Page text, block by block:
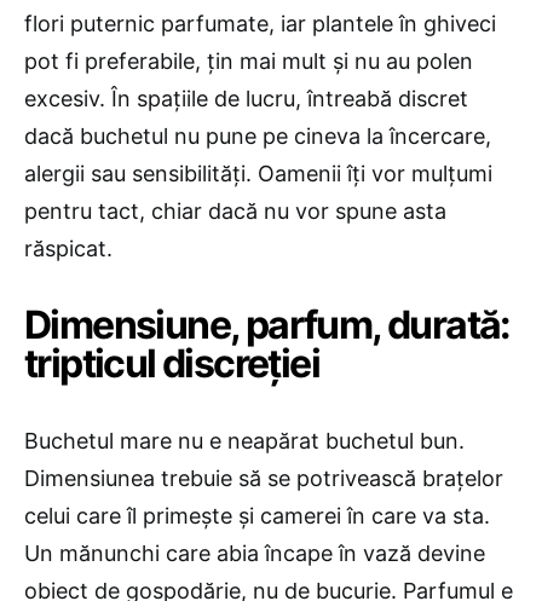
flori puternic parfumate, iar plantele în ghiveci
pot fi preferabile, țin mai mult și nu au polen
excesiv. În spațiile de lucru, întreabă discret
dacă buchetul nu pune pe cineva la încercare,
alergii sau sensibilități. Oamenii îți vor mulțumi
pentru tact, chiar dacă nu vor spune asta
răspicat.
Dimensiune, parfum, durată:
tripticul discreției
Buchetul mare nu e neapărat buchetul bun.
Dimensiunea trebuie să se potrivească brațelor
celui care îl primește și camerei în care va sta.
Un mănunchi care abia încape în vază devine
obiect de gospodărie, nu de bucurie. Parfumul e